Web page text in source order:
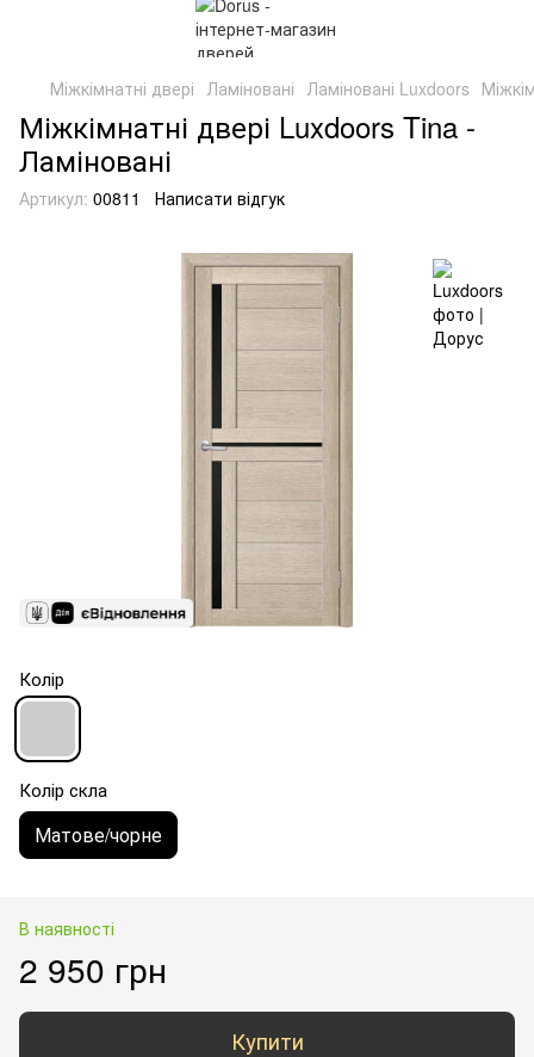
Міжкімнатні двері Ламіновані Ламіновані Luxdoors
Міжкімнатні двері Luxdoors Tina -
Ламіновані
Артикул: 00811 Написати відгук
Колір
Колір скла
Матове/чорне
В наявності
2 950 грн
Купити